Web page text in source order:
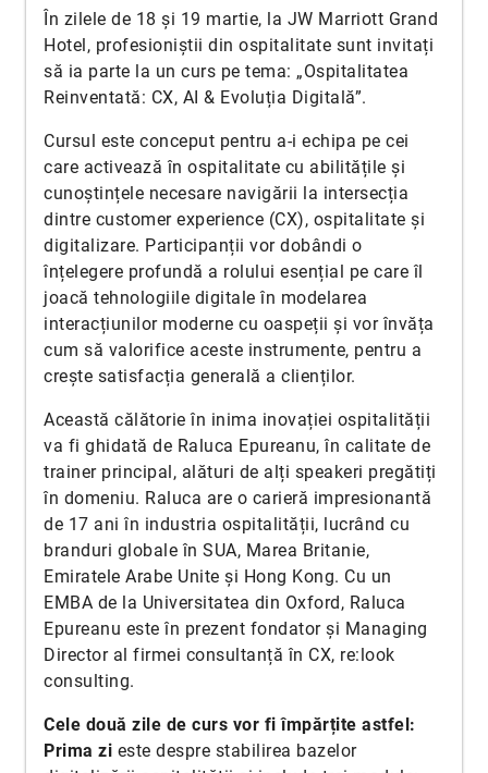
În zilele de 18 și 19 martie, la JW Marriott Grand
Hotel, profesioniștii din ospitalitate sunt invitați
să ia parte la un curs pe tema: „Ospitalitatea
Reinventată: CX, AI & Evoluția Digitală”.
Cursul este conceput pentru a-i echipa pe cei
care activează în ospitalitate cu abilitățile și
cunoștințele necesare navigării la intersecția
dintre customer experience (CX), ospitalitate și
digitalizare. Participanții vor dobândi o
înțelegere profundă a rolului esențial pe care îl
joacă tehnologiile digitale în modelarea
interacțiunilor moderne cu oaspeții și vor învăța
cum să valorifice aceste instrumente, pentru a
crește satisfacția generală a clienților.
Această călătorie în inima inovației ospitalității
va fi ghidată de Raluca Epureanu, în calitate de
trainer principal, alături de alți speakeri pregătiți
în domeniu. Raluca are o carieră impresionantă
de 17 ani în industria ospitalității, lucrând cu
branduri globale în SUA, Marea Britanie,
Emiratele Arabe Unite și Hong Kong. Cu un
EMBA de la Universitatea din Oxford, Raluca
Epureanu este în prezent fondator și Managing
Director al firmei consultanță în CX, re:look
consulting.
Cele două zile de curs vor fi împărțite astfel:
Prima zi este despre stabilirea bazelor